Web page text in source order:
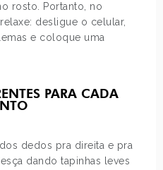
rosto. Portanto, no
desligue o celular,
e coloque uma
PARA CADA
dedos pra direita e pra
dando tapinhas leves